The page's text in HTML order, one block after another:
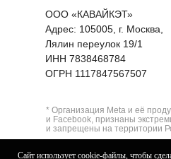
* Организация Meta и её
и Facebook, признаны
и запрещены на территории
Политика в отношении
ООО «КАВАЙКЭТ»
Адрес: 105005, г. Москва,
Лялин переулок 19/1
ИНН 7838468784
ОГРН 1117847567507
Сайт использует cookie-файлы, чтобы